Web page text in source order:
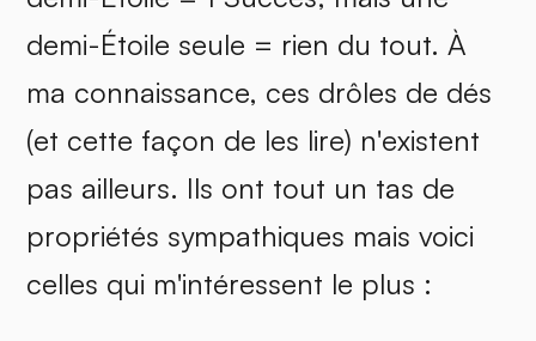
demi-Étoile seule = rien du tout. À
ma connaissance, ces drôles de dés
(et cette façon de les lire) n'existent
pas ailleurs. Ils ont tout un tas de
propriétés sympathiques mais voici
celles qui m'intéressent le plus :